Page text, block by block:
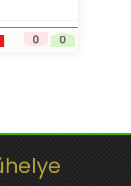
0 0